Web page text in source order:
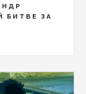
БИТВЕ ЗА